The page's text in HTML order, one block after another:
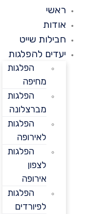
ראשי
אודות
חבילות שייט
יעדים להפלגות
הפלגות
מחיפה
הפלגות
מברצלונה
הפלגות
לאירופה
הפלגות
אירופה
הפלגות
לפיורדים